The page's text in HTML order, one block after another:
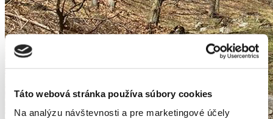
Táto webová stránka používa súbory cookies
Na analýzu návštevnosti a pre marketingové účely